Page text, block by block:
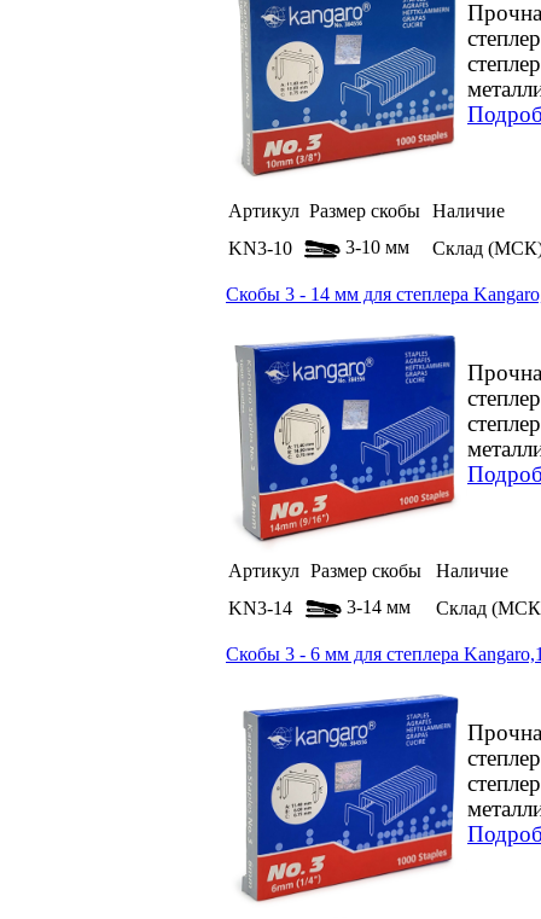
Артикул Размер скобы Наличие
KN3-10
3-10 мм Склад
Скобы 3 - 14 мм для степлера
Артикул Размер скобы
Наличие
KN3-14
3-14 мм Склад
Скобы 3 - 6 мм для степлера